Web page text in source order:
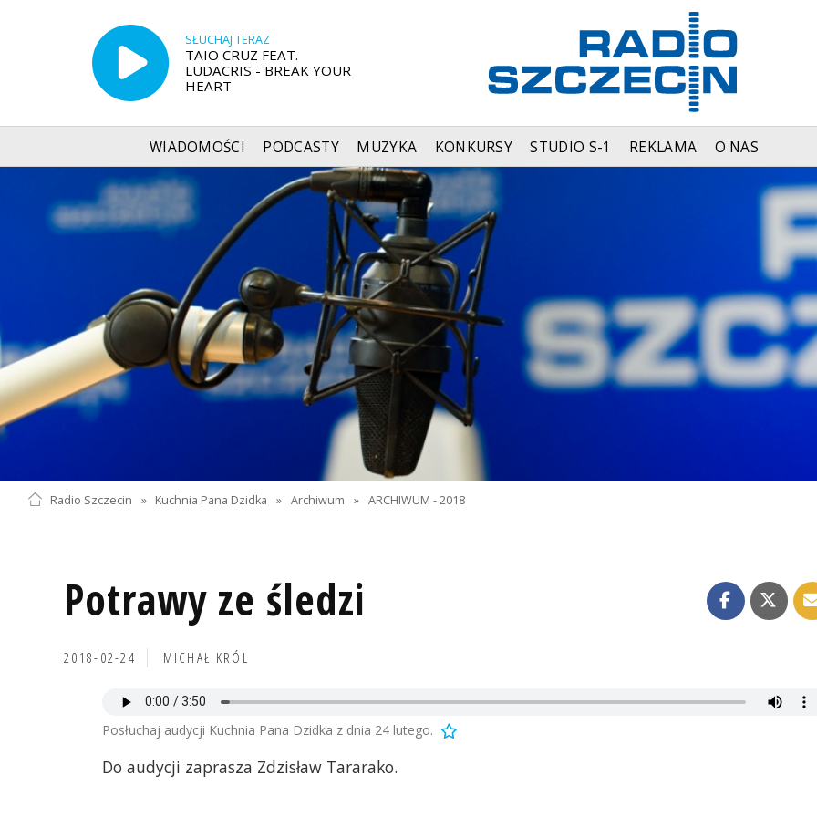
SŁUCHAJ TERAZ
TAIO CRUZ FEAT.
LUDACRIS - BREAK YOUR
HEART
WIADOMOŚCI PODCASTY MUZYKA KONKURSY STUDIO S-1 REKLAMA O NAS
Radio Szczecin » Kuchnia Pana Dzidka » Archiwum » ARCHIWUM - 2018
Potrawy ze śledzi
2018-02-24 MICHAŁ KRÓL
Posłuchaj audycji Kuchnia Pana Dzidka z dnia 24 lutego.
Do audycji zaprasza Zdzisław Tararako.